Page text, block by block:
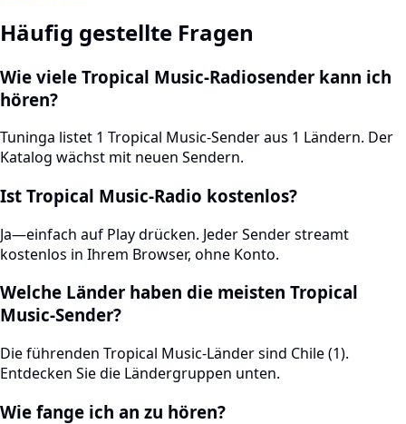
Häufig gestellte Fragen
Wie viele Tropical Music-Radiosender kann ich
hören?
Tuninga listet 1 Tropical Music-Sender aus 1 Ländern. Der
Katalog wächst mit neuen Sendern.
Ist Tropical Music-Radio kostenlos?
Ja—einfach auf Play drücken. Jeder Sender streamt
kostenlos in Ihrem Browser, ohne Konto.
Welche Länder haben die meisten Tropical
Music-Sender?
Die führenden Tropical Music-Länder sind Chile (1).
Entdecken Sie die Ländergruppen unten.
Wie fange ich an zu hören?